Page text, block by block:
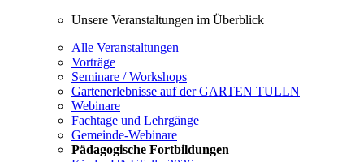
Unsere Veranstaltungen im Überblick
Alle Veranstaltungen
Vorträge
Seminare / Workshops
Gartenerlebnisse auf der GARTEN TULLN
Webinare
Fachtage und Lehrgänge
Gemeinde-Webinare
Pädagogische Fortbildungen